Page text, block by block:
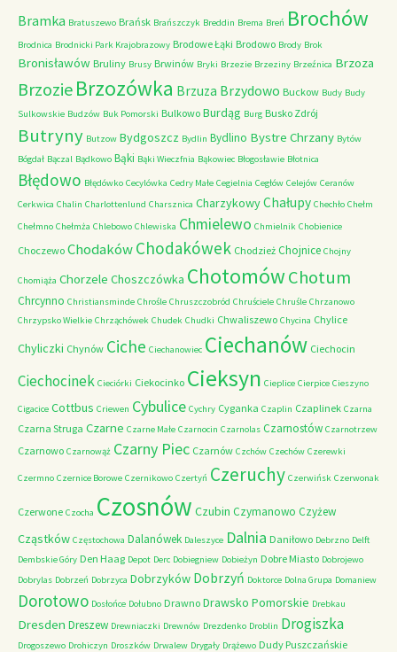
Bramka Bratuszewo Brańsk Brańszczyk Breddin Brema Breń Brochów
Brodnica Brodnicki Park Krajobrazowy Brodowe Łąki Brodowo Brody Brok
Bronisławów Bruliny Brusy Brwinów Bryki Brzezie Brzeziny Brzeźnica Brzoza
Brzozie Brzozówka Brzuza Brzydowo Buckow Budy Budy
Sulkowskie Budzów Buk Pomorski Bulkowo Burdąg Burg Busko Zdrój
Butryny Butzow Bydgoszcz Bydlin Bydlino Bystre Chrzany Bytów
Bógdał Bączal Bądkowo Bąki Bąki Wieczfnia Bąkowiec Błogosławie Błotnica
Błędowo Błędówko Cecylówka Cedry Małe Cegielnia Cegłów Celejów Ceranów
Cerkwica Chalin Charlottenlund Charsznica CharzykowyChałupy Chechło Chełm
Chełmno Chełmża Chlebowo Chlewiska Chmielewo Chmielnik Chobienice
Choczewo ChodakówChodakówek Chodzież Chojnice Chojny
Chomiąża Chorzele Choszczówka ChotomówChotum
Chrcynno Christiansminde Chrośle Chruszczobród Chruściele Chruśle Chrzanowo
Chrzypsko Wielkie Chrząchówek Chudek Chudki Chwaliszewo Chycina Chylice
Chyliczki Chynów Ciche Ciechanowiec Ciechanów Ciechocin
Ciechocinek Cieciórki Ciekocinko Cieksyn Cieplice Cierpice Cieszyno
Cigacice Cottbus Criewen Cybulice Cychry Cyganka Czaplin Czaplinek Czarna
Czarna Struga Czarne Czarne Małe Czarnocin Czarnolas Czarnostów Czarnotrzew
Czarnowo Czarnowąż Czarny Piec Czarnów Czchów Czechów Czerewki
Czermno Czernice Borowe Czernikowo Czertyń Czeruchy Czerwińsk Czerwonak
Czerwone Czocha Czosnów Czubin Czymanowo Czyżew
Cząstków Częstochowa Dalanówek Daleszyce Dalnia Daniłowo Debrzno Delft
Dembskie Góry Den Haag Depot Derc Dobiegniew Dobieżyn Dobre Miasto Dobrojewo
Dobrylas Dobrzeń Dobrzyca Dobrzyków Dobrzyń Doktorce Dolna Grupa Domaniew
Dorotowo Dosłońce Dołubno Drawno Drawsko Pomorskie Drebkau
Dresden Dreszew Drewniaczki Drewnów Drezdenko Droblin Drogiszka
Drogoszewo Drohiczyn Droszków Drwalew Drygały Drążewo Dudy Puszczańskie